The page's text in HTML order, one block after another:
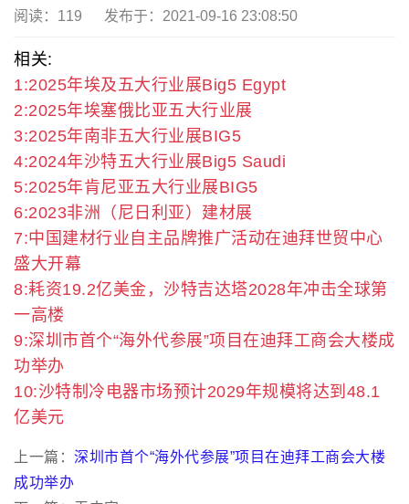
阅读： 119 发布于：2021-09-16 23:08:50
相关:
1:2025年埃及五大行业展Big5 Egypt
2:2025年埃塞俄比亚五大行业展
3:2025年南非五大行业展BIG5
4:2024年沙特五大行业展Big5 Saudi
5:2025年肯尼亚五大行业展BIG5
6:2023非洲（尼日利亚）建材展
7:中国建材行业自主品牌推广活动在迪拜世贸中心
盛大开幕
8:耗资19.2亿美金，沙特吉达塔2028年冲击全球第
一高楼
9:深圳市首个“海外代参展”项目在迪拜工商会大楼成
功举办
10:沙特制冷电器市场预计2029年规模将达到48.1
亿美元
上一篇： 深圳市首个“海外代参展”项目在迪拜工商会大楼
成功举办